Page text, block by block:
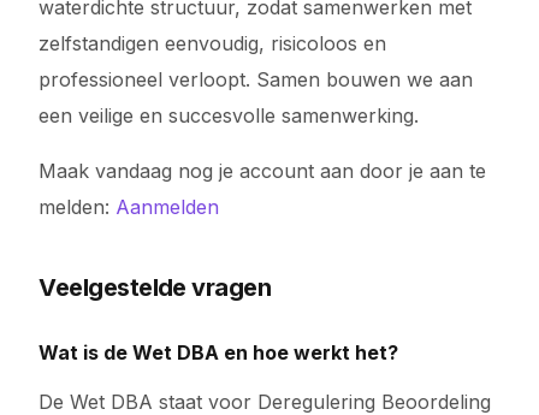
waterdichte structuur, zodat samenwerken met
zelfstandigen eenvoudig, risicoloos en
professioneel verloopt. Samen bouwen we aan
een veilige en succesvolle samenwerking.
Maak vandaag nog je account aan door je aan te
melden: Aanmelden
Veelgestelde vragen
Wat is de Wet DBA en hoe werkt het?
De Wet DBA staat voor Deregulering Beoordeling